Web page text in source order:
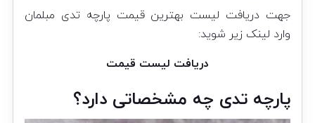
جهت دریافت لیست بهترین قیمت پارچه تدی مبلمان
وارد لینک زیر شوید:
دریافت لیست قیمت
پارچه تدی چه مشخصاتی دارد؟